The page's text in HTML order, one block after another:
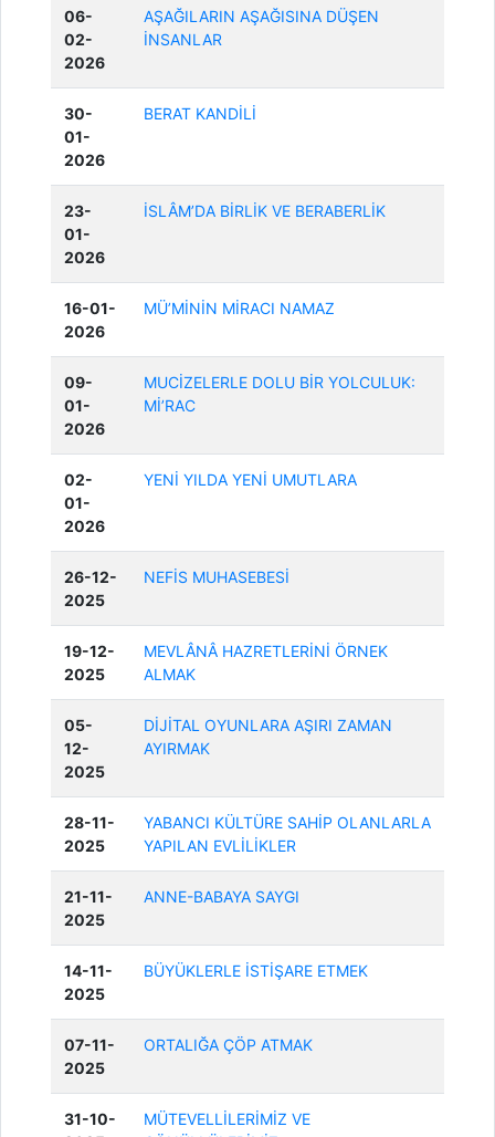
06-
02-
2026
AŞAĞILARIN AŞAĞISINA DÜŞEN
İNSANLAR
30-
01-
2026
BERAT KANDİLİ
23-
01-
2026
İSLÂM’DA BİRLİK VE BERABERLİK
16-01-
2026
MÜ’MİNİN MİRACI NAMAZ
09-
01-
2026
MUCİZELERLE DOLU BİR YOLCULUK:
Mİ’RAC
02-
01-
2026
YENİ YILDA YENİ UMUTLARA
26-12-
2025
NEFİS MUHASEBESİ
19-12-
2025
MEVLÂNÂ HAZRETLERİNİ ÖRNEK
ALMAK
05-
12-
2025
DİJİTAL OYUNLARA AŞIRI ZAMAN
AYIRMAK
28-11-
2025
YABANCI KÜLTÜRE SAHİP OLANLARLA
YAPILAN EVLİLİKLER
21-11-
2025
ANNE-BABAYA SAYGI
14-11-
2025
BÜYÜKLERLE İSTİŞARE ETMEK
07-11-
2025
ORTALIĞA ÇÖP ATMAK
31-10-
MÜTEVELLİLERİMİZ VE